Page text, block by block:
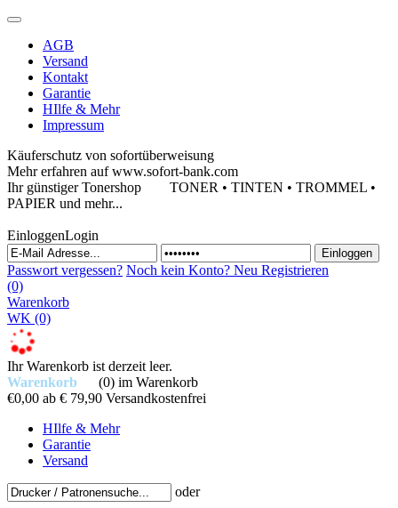
AGB
Versand
Kontakt
Garantie
HIlfe & Mehr
Impressum
Käuferschutz von sofortüberweisung
Mehr erfahren auf www.sofort-bank.com
Ihr günstiger Tonershop TONER • TINTEN • TROMMEL •
PAPIER und mehr...
EinloggenLogin
Passwort vergessen? Noch kein Konto? Neu Registrieren
(0)
Warenkorb
WK (0)
Ihr Warenkorb ist derzeit leer.
Warenkorb
(0) im Warenkorb
€0,00 ab € 79,90 Versandkostenfrei
HIlfe & Mehr
Garantie
Versand
oder